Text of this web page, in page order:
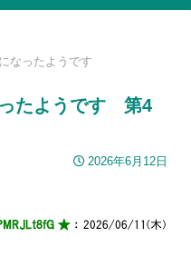
なったようです
たようです 第4
2026年6月12日
★：2026/06/11(木)